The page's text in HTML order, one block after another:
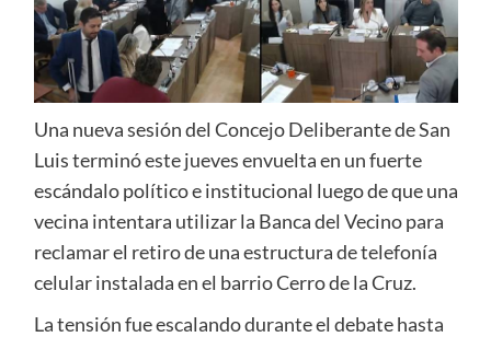
Una nueva sesión del Concejo Deliberante de San
Luisterminó este jueves envuelta en un fuerte
escándalo político e institucional luego de que una
vecina intentara utilizar la Banca del Vecino para
reclamar el retiro de una estructura de telefonía
celular instalada en el barrio Cerro de la Cruz.
La tensión fue escalando durante el debate hasta